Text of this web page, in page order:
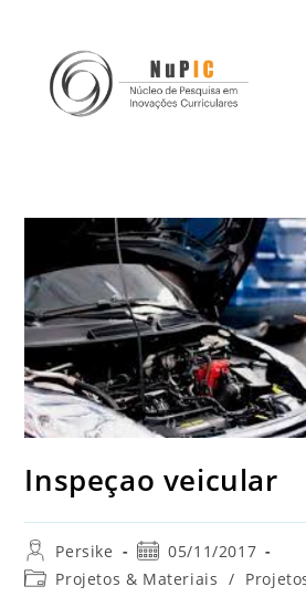
Inspeçao veicular
Persike
05/11/2017
Projetos & Materiais /